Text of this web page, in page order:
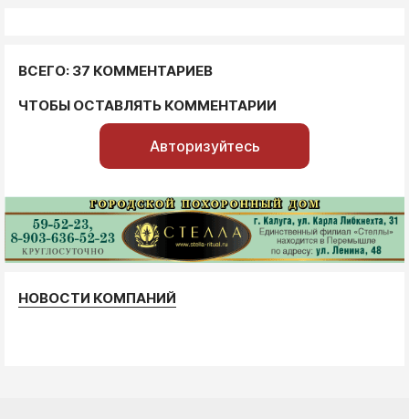
ВСЕГО: 37 КОММЕНТАРИЕВ
ЧТОБЫ ОСТАВЛЯТЬ КОММЕНТАРИИ
Авторизуйтесь
НОВОСТИ КОМПАНИЙ